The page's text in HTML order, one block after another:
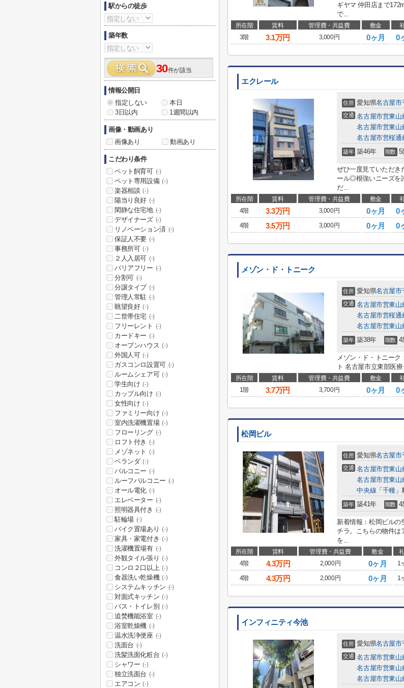
ギヤマ 仲田店まで
で...
所在階 賃料 管理費・共益費 敷金
3階
3.1万円 3,000円 0ヶ月 0
エクレール
住所 愛知県名古屋市
交通 名古屋市営東山
名古屋市営東山
名古屋市営桜通
築年 築46年 階数 5
ぜひ一度見ていただ
ール◎根強いニーズを
だ...
所在階 賃料 管理費・共益費 敷金
4階
3.3万円 3,000円 0ヶ月 0
4階
3.5万円 3,000円 0ヶ月 0
メゾン・ド・トニーク
住所 愛知県名古屋市
交通 名古屋市営東山
名古屋市営桜通
名古屋市営東山
築年 築38年 階数 4
メゾン・ド・トニー
ト 名古屋市立東部医
所在階 賃料 管理費・共益費 敷金
1階
3.7万円 3,700円 0ヶ月 0
松岡ビル
住所 愛知県名古屋市
交通 名古屋市営東山
名古屋市営東山
中央線 「 千種
築年 築41年 階数 4
新着情報：松岡ビルの
チラ。こちらの物件は
を...
所在階 賃料 管理費・共益費 敷金
4階
4.3万円 2,000円 0ヶ月 1
4階
4.3万円 2,000円 0ヶ月 1
インフィニティ今池
住所 愛知県名古屋市
交通 名古屋市営東山
名古屋市営東山
名古屋市営東山
駅からの徒歩
築年数
30件が該当
情報公開日
指定しない
本日
3日以内
1週間以内
画像・動画あり
画像あり
動画あり
こだわり条件
ペット飼育可 (-)
ペット専用設備 (-)
楽器相談 (-)
陽当り良好 (-)
閑静な住宅地 (-)
デザイナーズ (-)
リノベーション済 (-)
保証人不要 (-)
事務所可 (-)
２人入居可 (-)
バリアフリー (-)
分割可 (-)
分譲タイプ (-)
管理人常駐 (-)
眺望良好 (-)
二世帯住宅 (-)
フリーレント (-)
カードキー (-)
オープンハウス (-)
外国人可 (-)
ガスコンロ設置可 (-)
ルームシェア可 (-)
学生向け (-)
カップル向け (-)
女性向け (-)
ファミリー向け (-)
室内洗濯機置場 (-)
フローリング (-)
ロフト付き (-)
メゾネット (-)
ベランダ (-)
バルコニー (-)
ルーフバルコニー (-)
オール電化 (-)
エレベーター (-)
照明器具付き (-)
駐輪場 (-)
バイク置場あり (-)
家具・家電付き (-)
洗濯機置場有 (-)
外観タイル張り (-)
コンロ２口以上 (-)
食器洗い乾燥機 (-)
システムキッチン (-)
対面式キッチン (-)
バス・トイレ別 (-)
追焚機能浴室 (-)
浴室乾燥機 (-)
温水洗浄便座 (-)
洗面台 (-)
洗髪洗面化粧台 (-)
シャワー (-)
独立洗面台 (-)
エアコン (-)